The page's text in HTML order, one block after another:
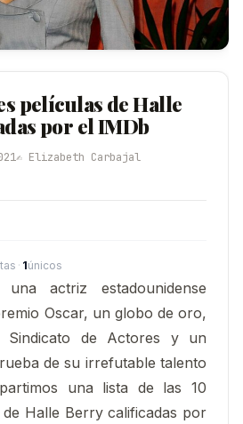
películas de Halle
por el IMDb
✍️ Elizabeth Carbajal
· 1únicos
actriz estadounidense
Oscar, un globo de oro,
Sindicato de Actores y un
de su irrefutable talento
una lista de las 10
Halle Berry calificadas por